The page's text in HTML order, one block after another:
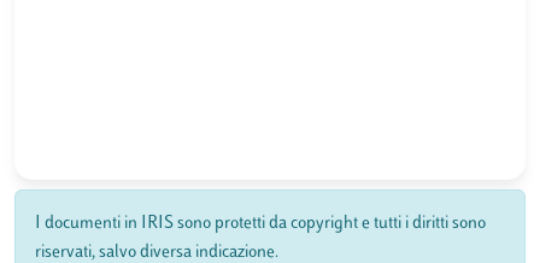
I documenti in IRIS sono protetti da copyright e tutti i diritti sono
riservati, salvo diversa indicazione.